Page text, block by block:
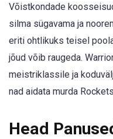
Võistkondade
silma sügavama ja
eriti ohtlikuks teisel
jõud võib raugeda.
meistriklassile ja
nad aidata murda
Head